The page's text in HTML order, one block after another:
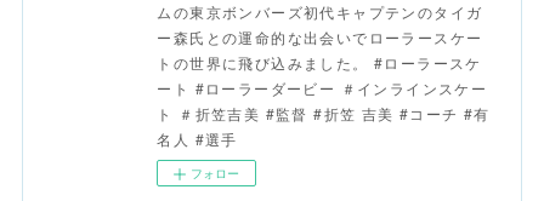
ムの東京ボンバーズ初代キャプテンのタイガ
ー森氏との運命的な出会いでローラースケー
トの世界に飛び込みました。 #ローラースケ
ート #ローラーダービー ＃インラインスケー
ト ＃折笠吉美 #監督 #折笠 吉美 #コーチ #有
名人 #選手
フォロー